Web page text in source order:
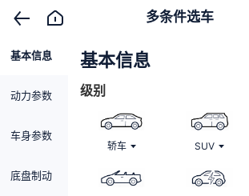
多条件选车
基本信息
动力参数
车身参数
底盘制动
基本信息
级别
轿车 SUV